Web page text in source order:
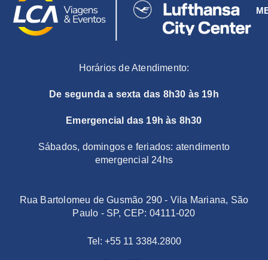
Horários de Atendimento:
De segunda a sexta das 8h30 às 19h
Emergencial das 19h às 8h30
Sábados, domingos e feriados: atendimento
emergencial 24hs
Rua Bartolomeu de Gusmão 290 - Vila Mariana, São
Paulo - SP, CEP: 04111-020
Tel: +55 11 3384.2800